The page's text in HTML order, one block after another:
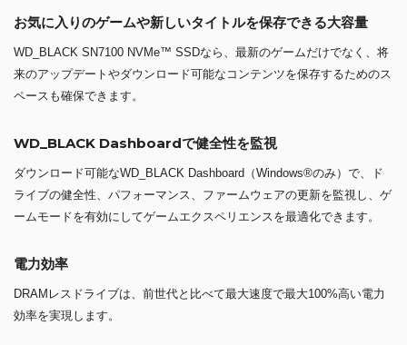
お気に入りのゲームや新しいタイトルを保存できる大容量
WD_BLACK SN7100 NVMe™ SSDなら、最新のゲームだけでなく、将
来のアップデートやダウンロード可能なコンテンツを保存するためのス
ペースも確保できます。
WD_BLACK Dashboardで健全性を監視
ダウンロード可能なWD_BLACK Dashboard（Windows®のみ）で、ド
ライブの健全性、パフォーマンス、ファームウェアの更新を監視し、ゲ
ームモードを有効にしてゲームエクスペリエンスを最適化できます。
電力効率
DRAMレスドライブは、前世代と比べて最大速度で最大100%高い電力
効率を実現します。